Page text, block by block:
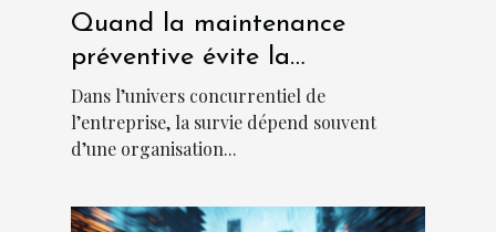
Quand la maintenance
préventive évite la
catastrophe en entreprise
Dans l’univers concurrentiel de
l’entreprise, la survie dépend souvent
d’une organisation...